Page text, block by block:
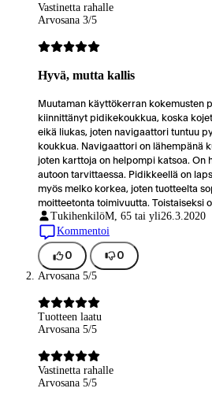
Vastinetta rahalle
Arvosana 3/5
Hyvä, mutta kallis
Muutaman käyttökerran kokemusten
kiinnittänyt pidikekoukkua, koska
eikä liukas, joten navigaattori tuntuu
koukkua. Navigaattori on lähempänä
joten karttoja on helpompi katsoa. On
autoon tarvittaessa. Pidikkeellä on
myös melko korkea, joten tuotteelta
moitteetonta toimivuutta. Toistaiseksi
TukihenkilöM, 65 tai yli26.3.2020
Kommentoi
0 0
Arvosana 5/5
Tuotteen laatu
Arvosana 5/5
Vastinetta rahalle
Arvosana 5/5